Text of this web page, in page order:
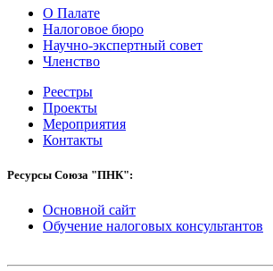
О Палате
Налоговое бюро
Научно-экспертный совет
Членство
Реестры
Проекты
Мероприятия
Контакты
Ресурсы Союза "ПНК":
Основной сайт
Обучение налоговых консультантов